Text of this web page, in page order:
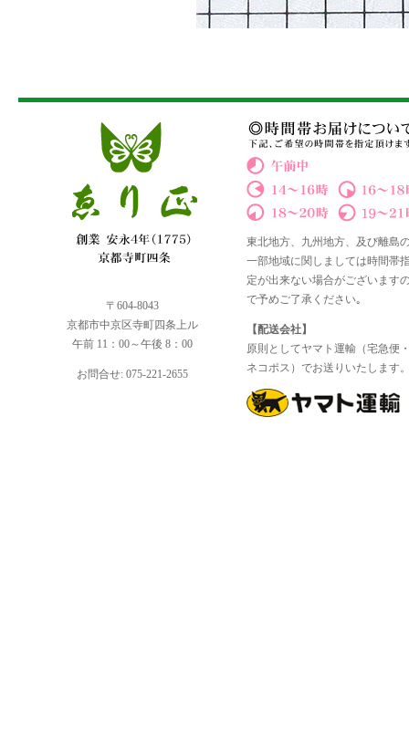
〒604-8043
京都市中京区寺町四条上ル
午前 11：00～午後 8：00
お問合せ: 075-221-2655
東北地方、九州地方、及び離島
一部地域に関しましては時間帯
定が出来ない場合がございます
で予めご了承ください｡
【配送会社】
原則としてヤマト運輸（宅急便
ネコポス）でお送りいたします